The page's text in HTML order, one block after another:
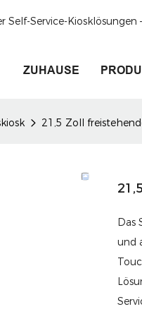
Service-Kiosklösungen
ZUHAUSE
21,5 Zoll
Das
und